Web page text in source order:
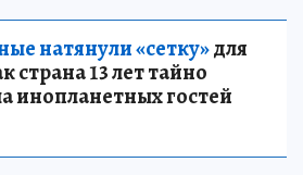
натянули «сетку»для
страна 13 лет тайно
инопланетных гостей